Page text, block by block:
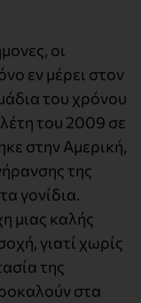
οι
εν μέρει στον
του χρόνου
του 2009 σε
στην Αμερική,
της
γονίδια.
μιας καλής
γιατί χωρίς
της
στα